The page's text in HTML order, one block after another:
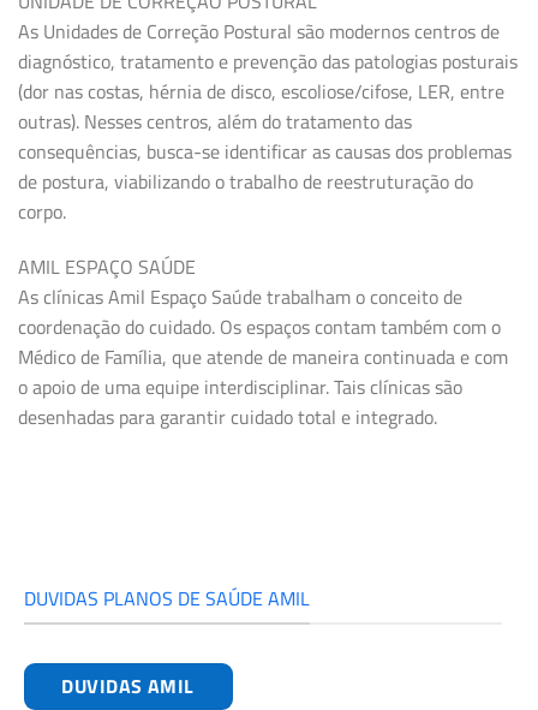
As Unidades de Correção Postural são modernos centros de
diagnóstico, tratamento e prevenção das patologias posturais
(dor nas costas, hérnia de disco, escoliose/cifose, LER, entre
outras). Nesses centros, além do tratamento das
consequências, busca-se identificar as causas dos problemas
de postura, viabilizando o trabalho de reestruturação do
corpo.
AMIL ESPAÇO SAÚDE
As clínicas Amil Espaço Saúde trabalham o conceito de
coordenação do cuidado. Os espaços contam também com o
Médico de Família, que atende de maneira continuada e com
o apoio de uma equipe interdisciplinar. Tais clínicas são
desenhadas para garantir cuidado total e integrado.
DUVIDAS PLANOS DE SAÚDE AMIL
DUVIDAS AMIL